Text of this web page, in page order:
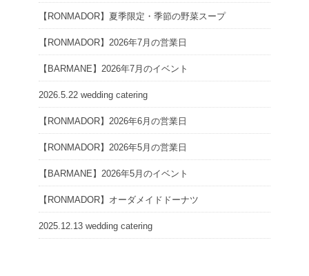
【RONMADOR】夏季限定・季節の野菜スープ
【RONMADOR】2026年7月の営業日
【BARMANE】2026年7月のイベント
2026.5.22 wedding catering
【RONMADOR】2026年6月の営業日
【RONMADOR】2026年5月の営業日
【BARMANE】2026年5月のイベント
【RONMADOR】オーダメイドドーナツ
2025.12.13 wedding catering